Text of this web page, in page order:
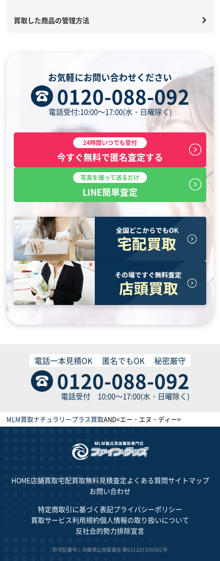
買取した商品の管理方法
お気軽にお問い合わせください
0120-088-092
電話受付:10:00～17:00(水・日曜除く)
24時間いつでも受付
今すぐ無料で匿名査定する
写真を撮って送るだけ
LINE簡単査定
0120-088-092
電話受付 10:00～17:00(水・日曜除く)
電話一本見積OK 匿名でもOK 秘密厳守
MLM買取ナチュラリープラス買取AND<エー・エヌ・ディー>
HOME店舗買取宅配買取無料見積査定よくある質問サイトマップ
お問い合わせ
特定商取引に基づく表記プライバシーポリシー
買取サービス利用規約個人情報の取り扱いについて
反社会的勢力排除宣言
許可証番号：兵庫県公安委員会 第631201500002号